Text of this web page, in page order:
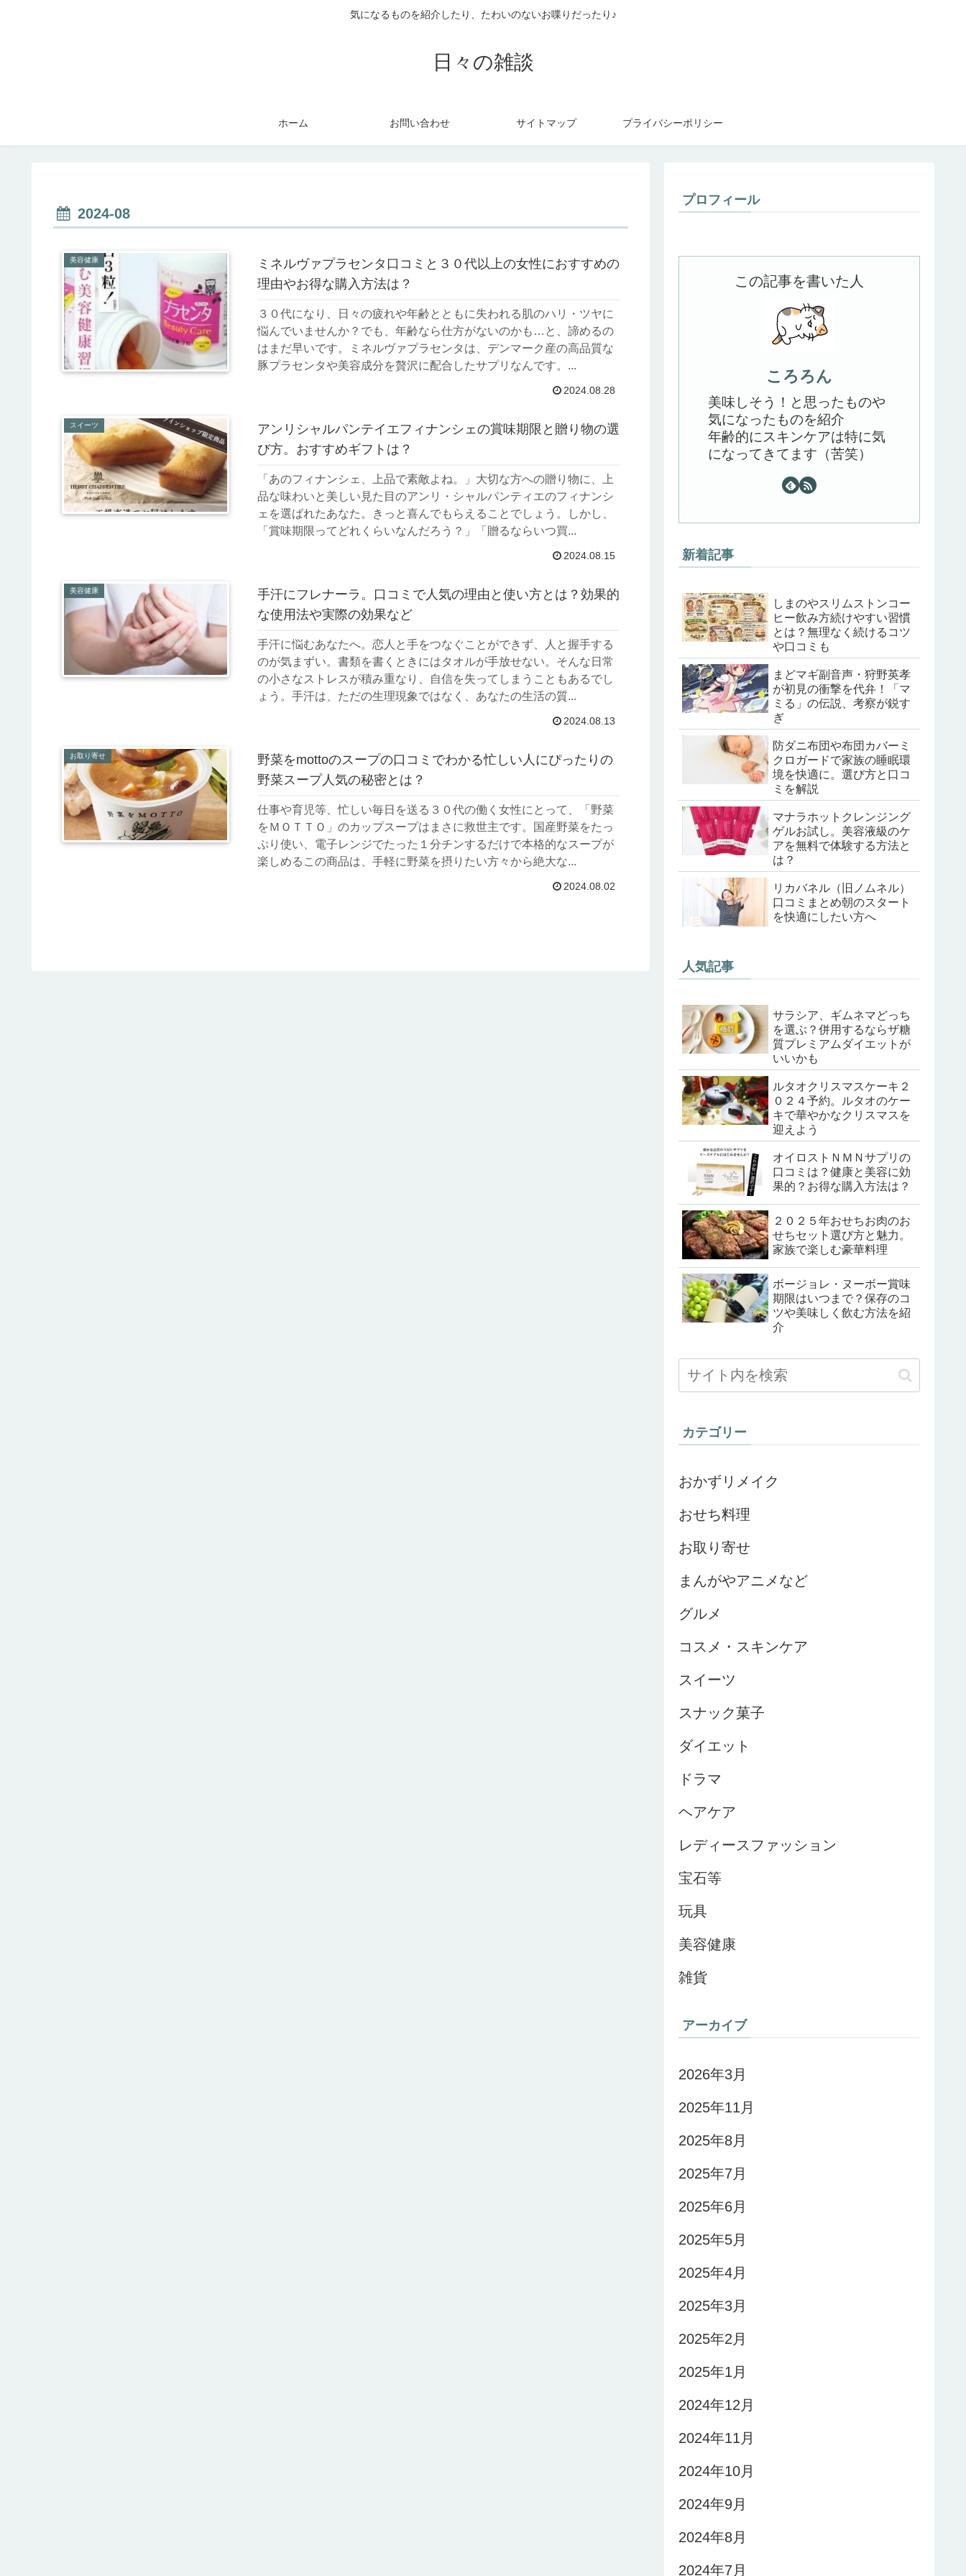
気になるものを紹介したり、たわいのないお喋りだったり♪
日々の雑談
ホーム お問い合わせ サイトマップ プライバシーポリシー
2024-08
美容健康
ミネルヴァプラセンタ口コミと３０代以上の女性におすすめの
理由やお得な購入方法は？
３０代になり、日々の疲れや年齢とともに失われる肌のハリ・ツヤに
悩んでいませんか？でも、年齢なら仕方がないのかも…と、諦めるの
はまだ早いです。ミネルヴァプラセンタは、デンマーク産の高品質な
豚プラセンタや美容成分を贅沢に配合したサプリなんです。...
2024.08.28
スイーツ
アンリシャルパンテイエフィナンシェの賞味期限と贈り物の選
び方。おすすめギフトは？
「あのフィナンシェ、上品で素敵よね。」大切な方への贈り物に、上
品な味わいと美しい見た目のアンリ・シャルパンティエのフィナンシ
ェを選ばれたあなた。きっと喜んでもらえることでしょう。しかし、
「賞味期限ってどれくらいなんだろう？」「贈るならいつ買...
2024.08.15
美容健康
手汗にフレナーラ。口コミで人気の理由と使い方とは？効果的
な使用法や実際の効果など
手汗に悩むあなたへ。恋人と手をつなぐことができず、人と握手する
のが気まずい。書類を書くときにはタオルが手放せない。そんな日常
の小さなストレスが積み重なり、自信を失ってしまうこともあるでし
ょう。手汗は、ただの生理現象ではなく、あなたの生活の質...
2024.08.13
お取り寄せ
野菜をmottoのスープの口コミでわかる忙しい人にぴったりの
野菜スープ人気の秘密とは？
仕事や育児等、忙しい毎日を送る３０代の働く女性にとって、「野菜
をＭＯＴＴＯ」のカップスープはまさに救世主です。国産野菜をたっ
ぷり使い、電子レンジでたった１分チンするだけで本格的なスープが
楽しめるこの商品は、手軽に野菜を摂りたい方々から絶大な...
2024.08.02
プロフィール
この記事を書いた人
ころろん
美味しそう！と思ったものや
気になったものを紹介
年齢的にスキンケアは特に気
になってきてます（苦笑）
新着記事
しまのやスリムストンコー
ヒー飲み方続けやすい習慣
とは？無理なく続けるコツ
や口コミも
まどマギ副音声・狩野英孝
が初見の衝撃を代弁！「マ
ミる」の伝説、考察が鋭す
ぎ
防ダニ布団や布団カバーミ
クロガードで家族の睡眠環
境を快適に。選び方と口コ
ミを解説
マナラホットクレンジング
ゲルお試し。美容液級のケ
アを無料で体験する方法と
は？
リカバネル（旧ノムネル）
口コミまとめ朝のスタート
を快適にしたい方へ
人気記事
サラシア、ギムネマどっち
を選ぶ？併用するならザ糖
質プレミアムダイエットが
いいかも
ルタオクリスマスケーキ２
０２４予約。ルタオのケー
キで華やかなクリスマスを
迎えよう
オイロストＮＭＮサプリの
口コミは？健康と美容に効
果的？お得な購入方法は？
２０２５年おせちお肉のお
せちセット選び方と魅力。
家族で楽しむ豪華料理
ボージョレ・ヌーボー賞味
期限はいつまで？保存のコ
ツや美味しく飲む方法を紹
介
カテゴリー
おかずリメイク
おせち料理
お取り寄せ
まんがやアニメなど
グルメ
コスメ・スキンケア
スイーツ
スナック菓子
ダイエット
ドラマ
ヘアケア
レディースファッション
宝石等
玩具
美容健康
雑貨
アーカイブ
2026年3月
2025年11月
2025年8月
2025年7月
2025年6月
2025年5月
2025年4月
2025年3月
2025年2月
2025年1月
2024年12月
2024年11月
2024年10月
2024年9月
2024年8月
2024年7月